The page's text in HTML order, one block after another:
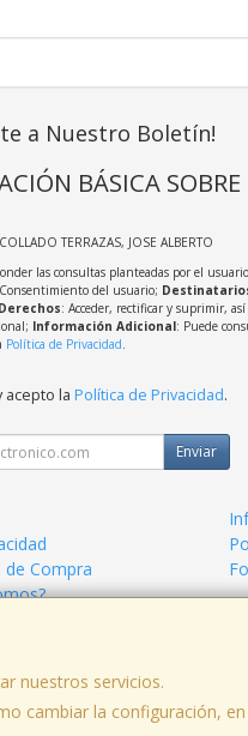
nuestros servicios.
cambiar la configuración,
a Nuestro Boletín!
BÁSICA
TERRAZAS, JOSE ALBERTO
las consultas planteadas por el
del usuario;
Derechos: Acceder, rectificar y suprimir,
Información Adicional: Puede
Política de Privacidad.
acepto la Política de Privacidad.
Enviar
de Compra
, , , , España.